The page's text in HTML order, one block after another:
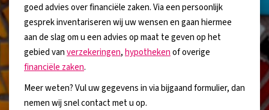
goed advies over financiële zaken. Via een persoonlijk
gesprek inventariseren wij uw wensen en gaan hiermee
aan de slag om u een advies op maat te geven op het
gebied vanverzekeringen,hypothekenof overige
financiële zaken.
Meer weten? Vul uw gegevens in via bijgaand formulier, dan
nemen wij snel contact met u op.